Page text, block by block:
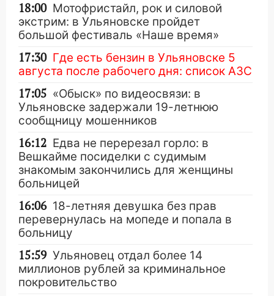
18:00 Мотофристайл, рок и силовой
экстрим: в Ульяновске пройдет
большой фестиваль «Наше время»
17:30 Где есть бензин в Ульяновске 5
августа после рабочего дня: список АЗС
17:05 «Обыск» по видеосвязи: в
Ульяновске задержали 19-летнюю
сообщницу мошенников
16:12 Едва не перерезал горло: в
Вешкайме посиделки с судимым
знакомым закончились для женщины
больницей
16:06 18-летняя девушка без прав
перевернулась на мопеде и попала в
больницу
15:59 Ульяновец отдал более 14
миллионов рублей за криминальное
покровительство